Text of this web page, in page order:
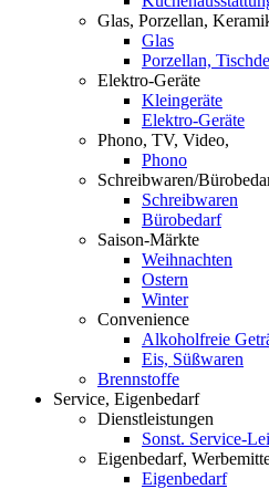
Glas, Porzellan,
Glas
Porzellan,
Elektro-Geräte
Kleingeräte
Elektro-Geräte
Phono, TV, Video,
Phono
Schreibwaren/
Schreibwaren
Bürobedarf
Saison-Märkte
Weihnachten
Ostern
Winter
Convenience
Alkoholfreie
Eis, Süßwaren
Brennstoffe
Service, Eigenbedarf
Dienstleistungen
Sonst. Service-
Eigenbedarf,
Eigenbedarf